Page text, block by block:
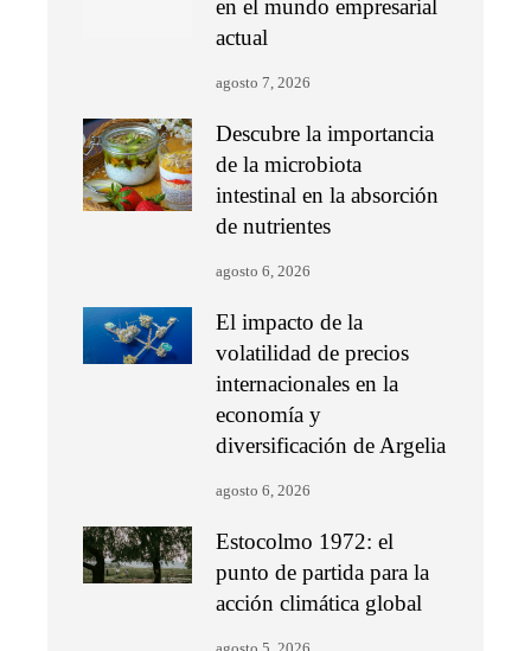
en el mundo empresarial
actual
agosto 7, 2026
Descubre la importancia
de la microbiota
intestinal en la absorción
de nutrientes
agosto 6, 2026
El impacto de la
volatilidad de precios
internacionales en la
economía y
diversificación de Argelia
agosto 6, 2026
Estocolmo 1972: el
punto de partida para la
acción climática global